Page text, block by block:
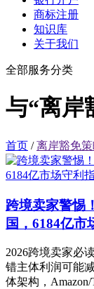
商标注册
知识库
关于我们
全部服务分类
与“离岸
首页 /离岸豁免策
跨境卖家警惕
国，6184亿市
2026跨境卖家必
错主体利润可能
体架构，Amazon/